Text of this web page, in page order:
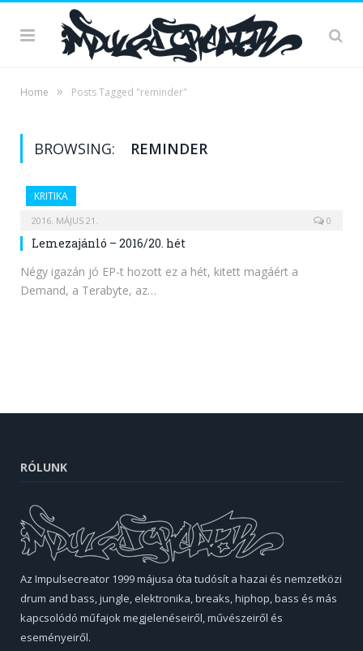
Home » Posts Tagged "reminder"
BROWSING: REMINDER
KRITIKA
2016. MÁJUS 21. 0
Lemezajánló – 2016/20. hét
Négy igazán jó EP-t hozott ez a hét, kitett magáért a
Demand, a Terabyte, az…
RÓLUNK
Az Impulsecreator 1999 májusa óta tudósít a hazai és nemzetközi
drum and bass, jungle, elektronika, breaks, hiphop, bass és más
kapcsolódó műfajok megjelenéseiről, művészeiről és
eseményeiről.